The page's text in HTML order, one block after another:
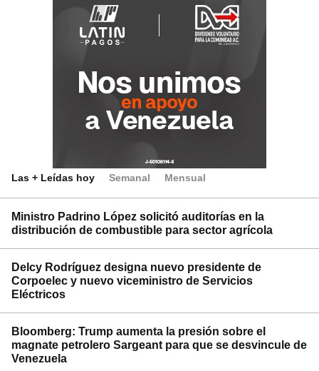
Las + Leídas hoy Semanal Mensual
Ministro Padrino López solicitó auditorías en la
distribución de combustible para sector agrícola
Delcy Rodríguez designa nuevo presidente de
Corpoelec y nuevo viceministro de Servicios
Eléctricos
Bloomberg: Trump aumenta la presión sobre el
magnate petrolero Sargeant para que se desvincule de
Venezuela